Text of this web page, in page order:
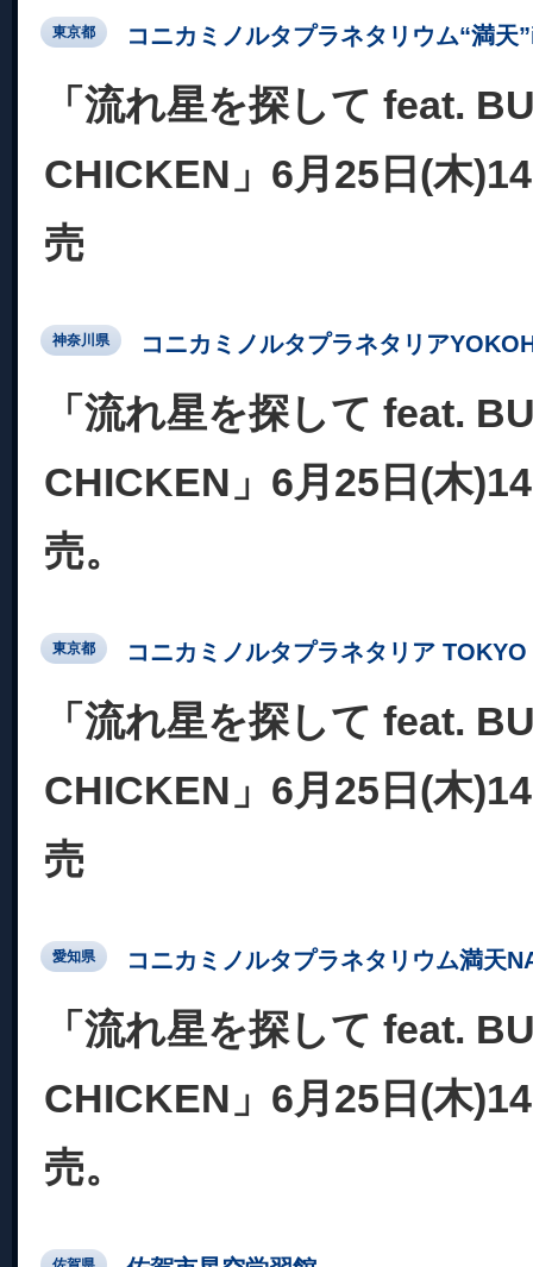
東京都 コニカミノルタプラネタリウム“満
「流れ星を探して feat.
CHICKEN」6月25日(木
売
神奈川県 コニカミノルタプラネタリア
「流れ星を探して feat.
CHICKEN」6月25日(木
売。
東京都 コニカミノルタプラネタリア TOKYO
「流れ星を探して feat.
CHICKEN」6月25日(木
売
愛知県 コニカミノルタプラネタリウム満天
「流れ星を探して feat.
CHICKEN」6月25日(木
売。